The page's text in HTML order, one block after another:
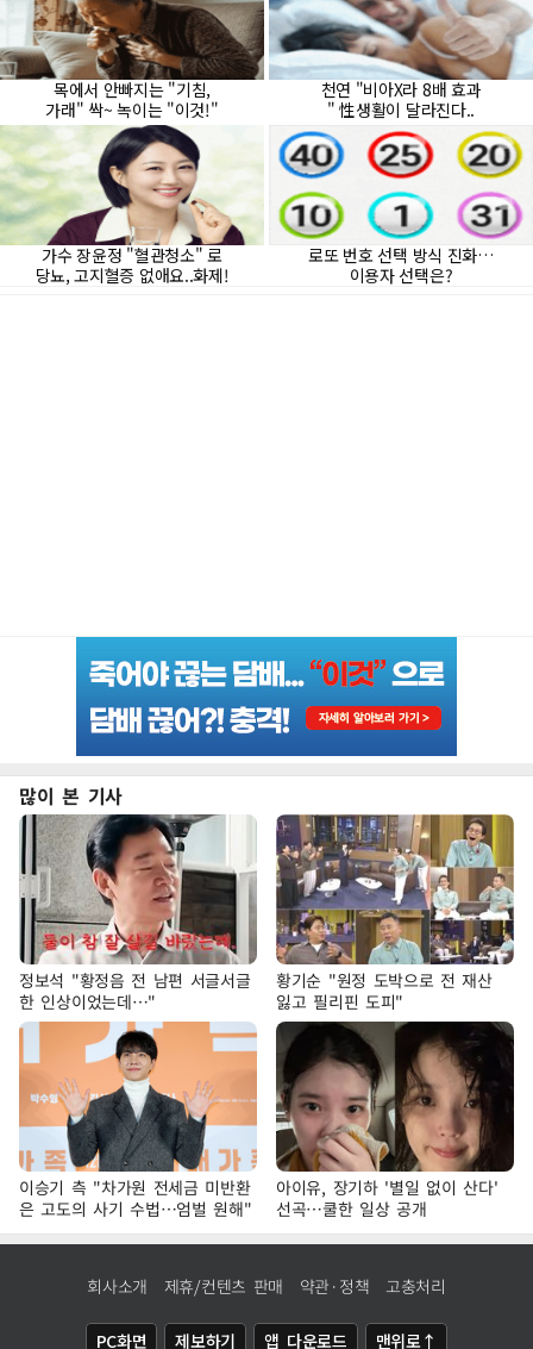
많이 본 기사
정보석 "황정음 전 남편 서글서글
한 인상이었는데…"
황기순 "원정 도박으로 전 재산
잃고 필리핀 도피"
이승기 측 "차가원 전세금 미반환
은 고도의 사기 수법…엄벌 원해"
아이유, 장기하 '별일 없이 산다'
선곡…쿨한 일상 공개
회사소개 제휴/컨텐츠 판매 약관·정책 고충처리
PC화면 제보하기 앱 다운로드 맨위로↑